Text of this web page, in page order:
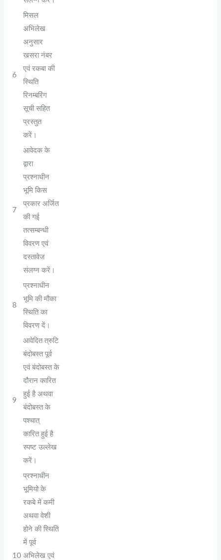
6
मिसल
अभिलेख
अनुसार
खसरा नंबर
एवं रकबा की
स्थिति
रिनम्बरिंग
सूची सहित
प्रस्तुत
करें।
7
आवेदक के
द्वारा
प्रश्नाधीन
भूमि किस
प्रकार अर्जित
की गई
तत्सम्बन्धी
विवरण एवं
दस्तावेज
संलग्न करें।
8
प्रश्नाधीन
भूमि की मौका
स्थिति का
विवरण दें।
9
आवेदित त्रुटि
बंदोबस्त पूर्व
एवं बंदोबस्त के
दौरान कारित
हुई है अथवा
बंदोबस्त के
पश्चात्
कारित हुई है
स्पष्ट उल्लेख
करें।
10
प्रश्नाधीन
भूमियो के
रकबे में कमी
अथवा वेशी
होने की स्थिति
में पूर्व
अभिलेख एवं